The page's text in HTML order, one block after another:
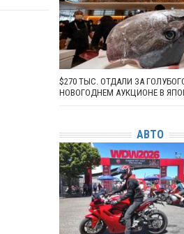
$270 ТЫС. ОТДАЛИ ЗА
НОВОГОДНЕМ АУКЦИОНЕ В
АВТО